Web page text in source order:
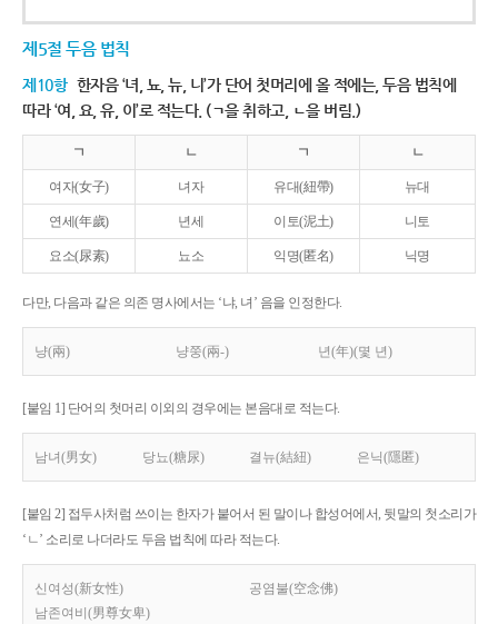
제5절 두음 법칙
제10항 한자음 ‘녀, 뇨, 뉴, 니’가 단어 첫머리에 올 적에는, 두음 법칙에
따라 ‘여, 요, 유, 이’로 적는다. (ㄱ을 취하고, ㄴ을 버림.)
ㄱ ㄴ ㄱ ㄴ
여자(女子) 녀자 유대(紐帶) 뉴대
연세(年歲) 년세 이토(泥土) 니토
요소(尿素) 뇨소 익명(匿名) 닉명
다만, 다음과 같은 의존 명사에서는 ‘냐, 녀’ 음을 인정한다.
냥(兩) 냥쭝(兩-) 년(年)(몇 년)
[붙임 1] 단어의 첫머리 이외의 경우에는 본음대로 적는다.
남녀(男女) 당뇨(糖尿) 결뉴(結紐) 은닉(隱匿)
[붙임 2] 접두사처럼 쓰이는 한자가 붙어서 된 말이나 합성어에서, 뒷말의 첫소리가
‘ㄴ’ 소리로 나더라도 두음 법칙에 따라 적는다.
신여성(新女性)
공염불(空念佛)
남존여비(男尊女卑)